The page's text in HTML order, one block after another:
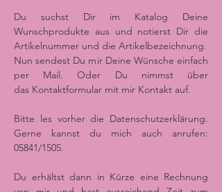
Du suchst Dir im Katalog Deine
Wunschprodukte aus und notierst Dir die
Artikelnummer und die Artikelbezeichnung.
Nun sendest Du mir Deine Wünsche einfach
per Mail. Oder Du nimmst über
das Kontaktformular mit mir Kontakt auf.
Bitte les vorher die Datenschutzerklärung.
Gerne kannst du mich auch anrufen:
05841/1505.
Du erhältst dann in Kürze eine Rechnung